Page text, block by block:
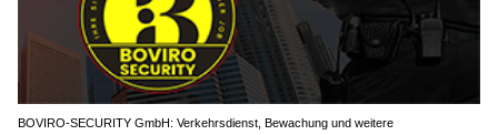
BOVIRO-SECURITY GmbH: Verkehrsdienst, Bewachung und weitere